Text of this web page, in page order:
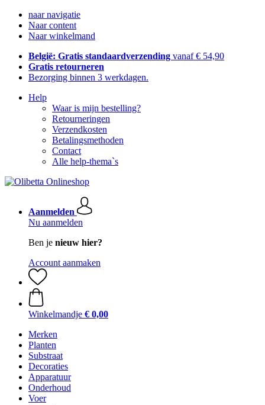
naar navigatie
Naar content
Naar winkelmand
België: Gratis standaardverzending vanaf € 54,90
Gratis retourneren
Bezorging binnen 3 werkdagen.
Help
Waar is mijn bestelling?
Retourneringen
Verzendkosten
Betalingsmethoden
Contact
Alle help-thema`s
Aanmelden
Nu aanmelden
Ben je nieuw hier?
Account aanmaken
Winkelmandje € 0,00
Merken
Planten
Substraat
Decoraties
Apparatuur
Onderhoud
Voer